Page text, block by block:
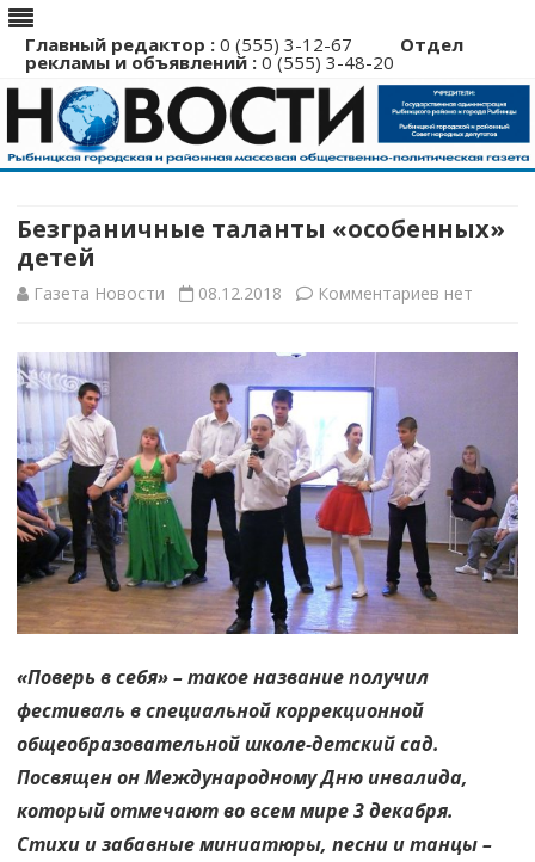
Главный редактор : 0 (555) 3-12-67 Отдел
рекламы и объявлений : 0 (555) 3-48-20
Перейти
содержимому
Безграничные таланты «особенных»
детей
Газета Новости 08.12.2018 Комментариев к
детей
нет
«Поверь в себя» – такое название получил
фестиваль в специальной коррекционной
общеобразовательной школе-детский сад.
Посвящен он Международному Дню инвалида,
который отмечают во всем мире 3 декабря.
Стихи и забавные миниатюры, песни и танцы –